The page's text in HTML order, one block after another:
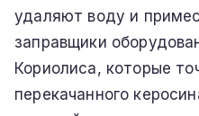
удаляют воду и
заправщики
Кориолиса, которые
перекачанного